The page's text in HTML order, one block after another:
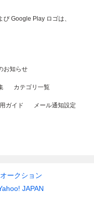
Google Play ロゴは、
お知らせ
カテゴリ一覧
ガイド メール通知設定
ークション
JAPAN